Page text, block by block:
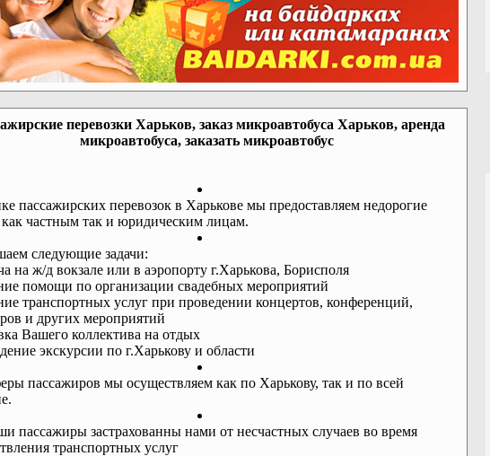
перевозки Харьков, заказ микроавтобуса Харьков, аренда
микроавтобуса, заказать микроавтобус
пассажирских перевозок в Харькове мы предоставляем недорогие
как частным так и юридическим лицам.
следующие задачи:
на ж/д вокзале или в аэропорту г.Харькова, Борисполя
помощи по организации свадебных мероприятий
транспортных услуг при проведении концертов, конференций,
и других мероприятий
Вашего коллектива на отдых
экскурсии по г.Харькову и области
пассажиров мы осуществляем как по Харькову, так и по всей
пассажиры застрахованны нами от несчастных случаев во время
транспортных услуг